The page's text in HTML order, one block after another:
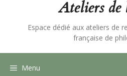
Ateliers
Espace dédié aux ateliers de
française de
Menu